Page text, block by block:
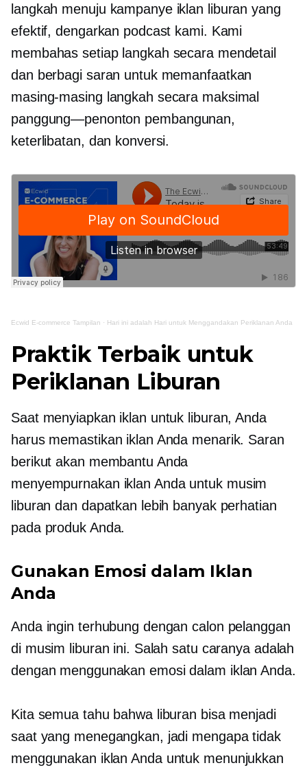
langkah menuju kampanye iklan liburan yang
efektif, dengarkan podcast kami. Kami
membahas setiap langkah secara mendetail
dan berbagi saran untuk memanfaatkan
masing-masing langkah secara maksimal
panggung—penonton pembangunan,
keterlibatan, dan konversi.
Ecwid E-commerce Tampilan · Hari ini adalah Hari untuk Menggandakan Periklanan Anda
Praktik Terbaik untuk
Periklanan Liburan
Saat menyiapkan iklan untuk liburan, Anda
harus memastikan iklan Anda menarik. Saran
berikut akan membantu Anda
menyempurnakan iklan Anda untuk musim
liburan dan dapatkan lebih banyak perhatian
pada produk Anda.
Gunakan Emosi dalam Iklan
Anda
Anda ingin terhubung dengan calon pelanggan
di musim liburan ini. Salah satu caranya adalah
dengan menggunakan emosi dalam iklan Anda.
Kita semua tahu bahwa liburan bisa menjadi
saat yang menegangkan, jadi mengapa tidak
menggunakan iklan Anda untuk menunjukkan